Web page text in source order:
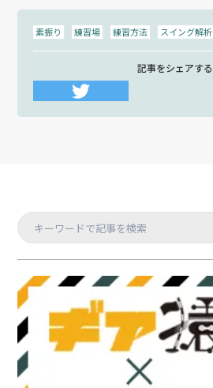
素振り 練習場 練習方法 スイング解析
記事をシェアする